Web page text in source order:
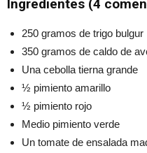
Ingredientes (4
250 gramos de trigo bulgur
350 gramos de caldo de
Una cebolla tierna grande
½ pimiento amarillo
½ pimiento rojo
Medio pimiento verde
Un tomate de ensalada